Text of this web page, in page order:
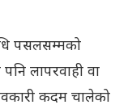
पसलसम्मको
लापरवाही वा
कदम चालेको